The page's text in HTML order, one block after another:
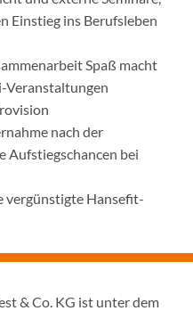
Einstieg ins Berufsleben
Spaß macht
Veranstaltungen
nach der
Aufstiegschancen bei
vergünstigte Hansefit-
& Co. KG ist unter dem